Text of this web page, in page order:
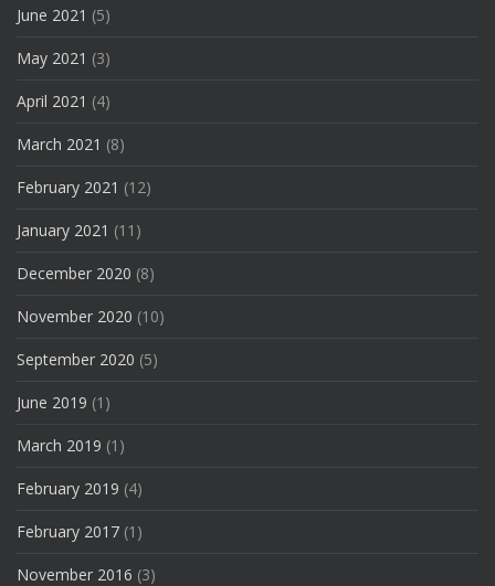
June 2021 (5)
May 2021 (3)
April 2021 (4)
March 2021 (8)
February 2021 (12)
January 2021 (11)
December 2020 (8)
November 2020 (10)
September 2020 (5)
June 2019 (1)
March 2019 (1)
February 2019 (4)
February 2017 (1)
November 2016 (3)